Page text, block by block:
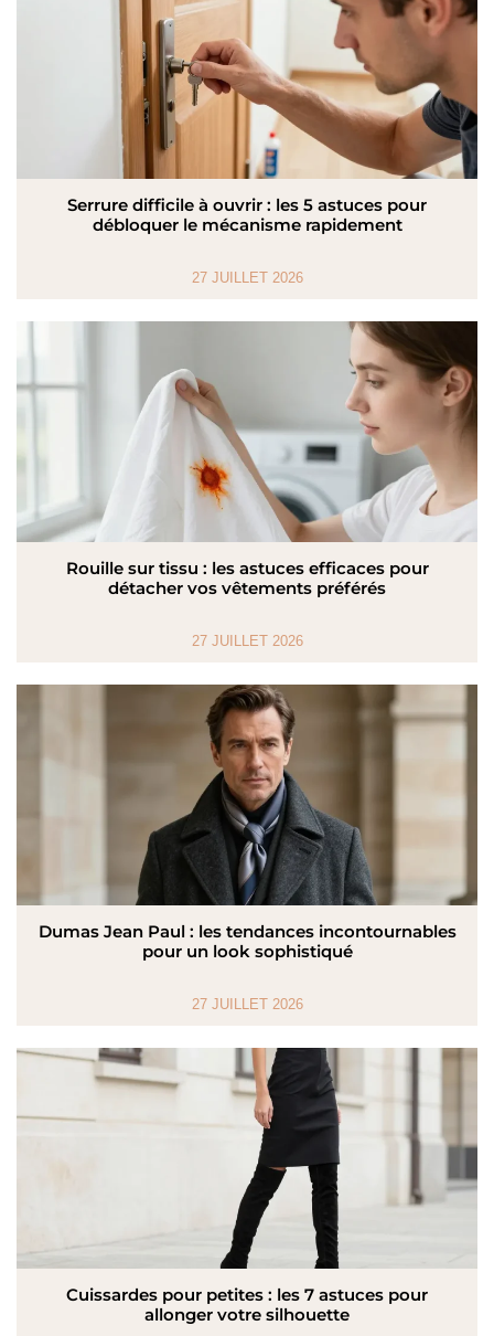
Serrure difficile à ouvrir : les 5 astuces pour
débloquer le mécanisme rapidement
27 JUILLET 2026
Rouille sur tissu : les astuces efficaces pour
détacher vos vêtements préférés
27 JUILLET 2026
Dumas Jean Paul : les tendances incontournables
pour un look sophistiqué
27 JUILLET 2026
Cuissardes pour petites : les 7 astuces pour
allonger votre silhouette